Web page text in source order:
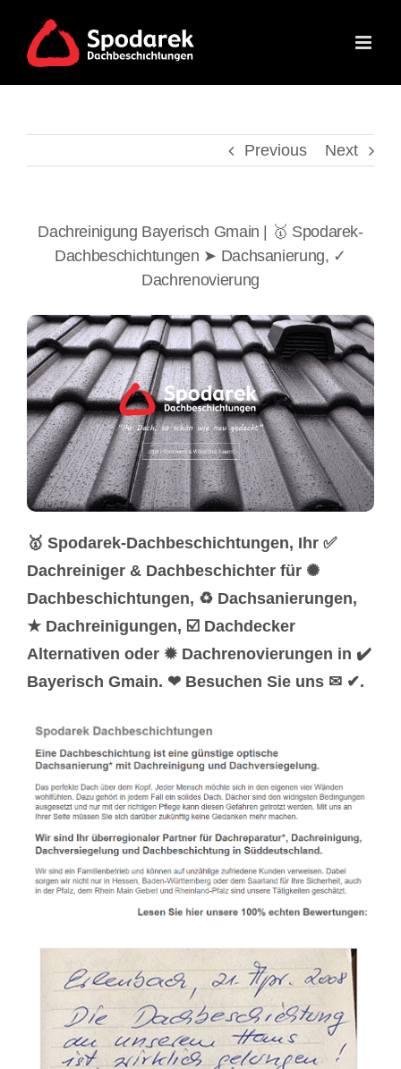
content
Previous Next
Dachreinigung Bayerisch Gmain | 🥇 Spodarek-
Dachbeschichtungen ➤ Dachsanierung, ✓
Dachrenovierung
🥇 Spodarek-Dachbeschichtungen, Ihr ✅
Dachreiniger & Dachbeschichter für ✺
Dachbeschichtungen, ♻ Dachsanierungen,
★ Dachreinigungen, ☑️ Dachdecker
Alternativen oder ✹ Dachrenovierungen in ✔️
Bayerisch Gmain. ❤ Besuchen Sie uns ✉ ✔.